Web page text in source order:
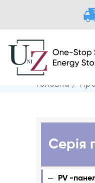
Головна /
Серія
PV -